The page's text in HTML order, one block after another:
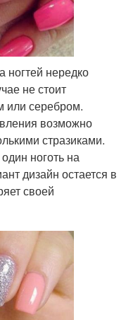
ногтей нередко
не стоит
или серебром.
возможно
стразиками.
ноготь на
дизайн остается в
своей